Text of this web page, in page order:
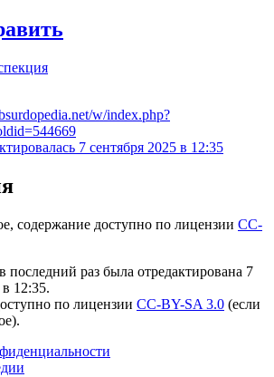
w/index.php?
7 сентября 2025 в 12:35
содержание доступно по лицензии CC-
последний раз была отредактирована 7
в 12:35.
по лицензии CC-BY-SA 3.0 (если